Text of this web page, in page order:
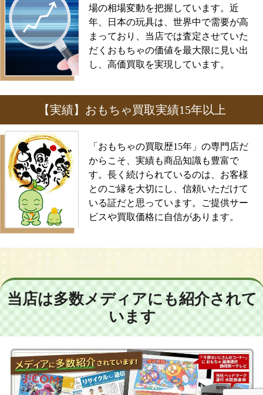
場の相場変動を把握しています。近
年、日本の玩具は、世界中で需要が高
まっており、当店では査定させていた
だくおもちゃの価値を最大限に見い出
し、高価買取を実現しています。
【実績】おもちゃ買取実績15年以上
「おもちゃの買取歴15年」の専門店だ
からこそ、実績も商品知識も豊富で
す。長く続けられているのは、お客様
とのご縁を大切にし、信頼いただけて
いる証だと思っています。ご提供サー
ビスや買取価格に自信があります。
当店は多数メディアにも紹介されて
います